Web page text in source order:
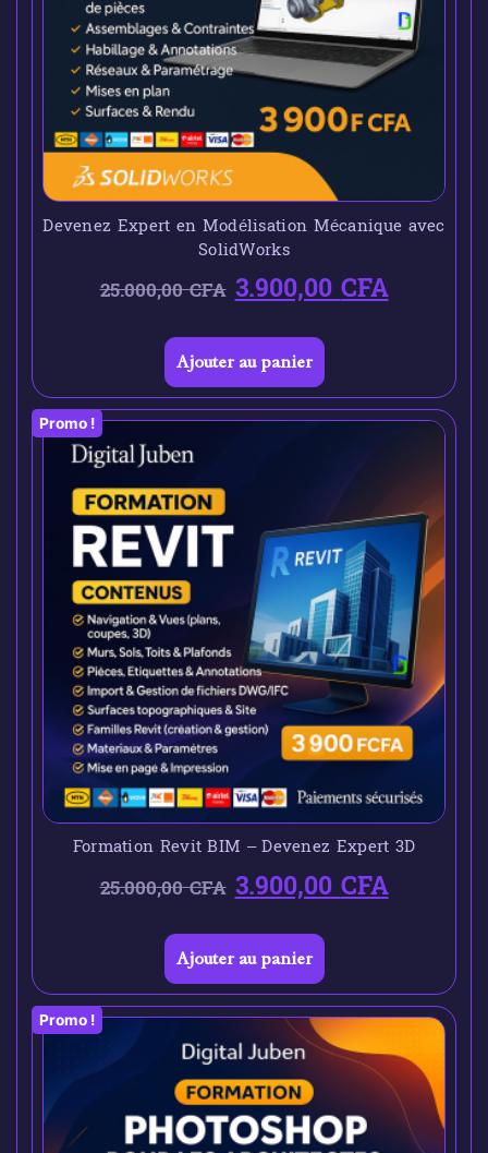
Devenez Expert en Modélisation Mécanique avec
SolidWorks
25.000,00CFA 3.900,00CFA
Ajouter au panier
Promo !
Formation Revit BIM – Devenez Expert 3D
25.000,00CFA 3.900,00CFA
Ajouter au panier
Promo !